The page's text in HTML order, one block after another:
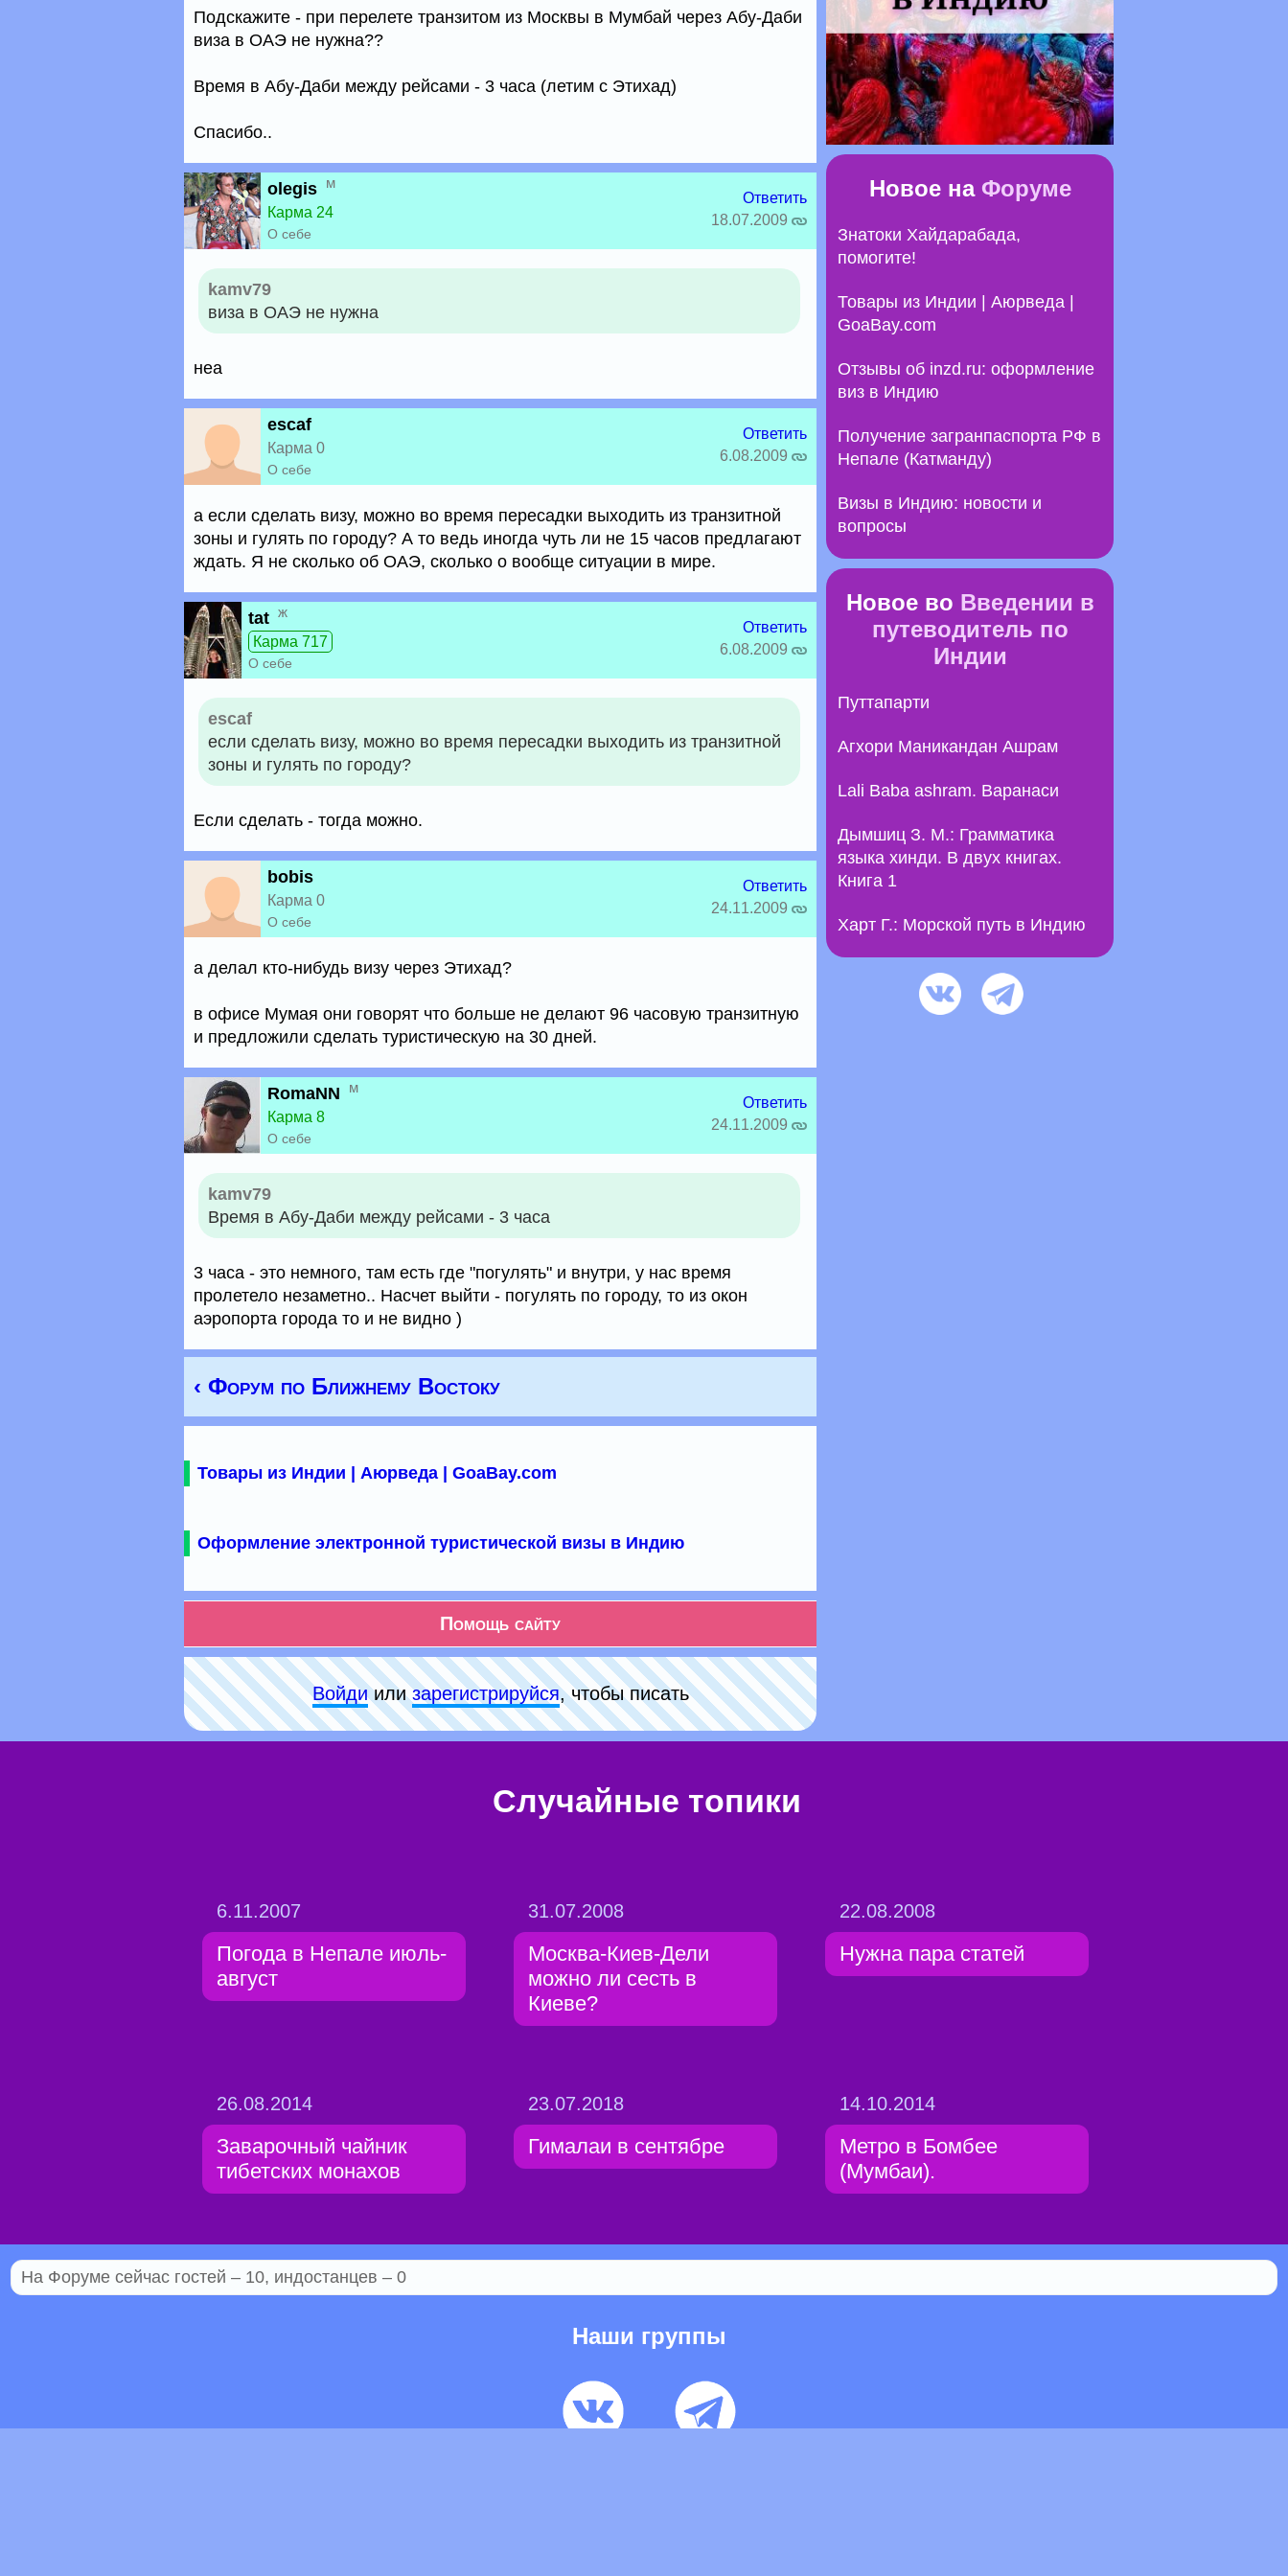
Подскажите - при перелете транзитом из Москвы в Мумбай через Абу-Даби
виза в ОАЭ не нужна??
Время в Абу-Даби между рейсами - 3 часа (летим с Этихад)
Спасибо..
olegis м
Карма 24
О себе
Ответить
18.07.2009
kamv79
виза в ОАЭ не нужна
неа
escaf
Карма 0
О себе
Ответить
6.08.2009
а если сделать визу, можно во время пересадки выходить из транзитной
зоны и гулять по городу? А то ведь иногда чуть ли не 15 часов предлагают
ждать. Я не сколько об ОАЭ, сколько о вообще ситуации в мире.
tat ж
Карма 717
О себе
Ответить
6.08.2009
escaf
если сделать визу, можно во время пересадки выходить из транзитной
зоны и гулять по городу?
Если сделать - тогда можно.
bobis
Карма 0
О себе
Ответить
24.11.2009
а делал кто-нибудь визу через Этихад?
в офисе Мумая они говорят что больше не делают 96 часовую транзитную
и предложили сделать туристическую на 30 дней.
RomaNN
м
Карма 8
О себе
Ответить
24.11.2009
kamv79
Время в Абу-Даби между рейсами - 3 часа
3 часа - это немного, там есть где "погулять" и внутри, у нас время
пролетело незаметно.. Насчет выйти - погулять по городу, то из окон
аэропорта города то и не видно )
‹ Форум по Ближнему Востоку
Товары из Индии | Аюрведа | GoaBay.com
Оформление электронной туристической визы в Индию
Помощь сайту
Войдиилизарeгиcтpируйся, чтобы писать
Новое на Форуме
Знатоки Хайдарабада,
помогите!
Товары из Индии | Аюрведа |
GoaBay.com
Отзывы об inzd.ru: оформление
виз в Индию
Получение загранпаспорта РФ в
Непале (Катманду)
Визы в Индию: новости и
вопросы
Новое во Введении в
путеводитель по
Индии
Путтапарти
Агхори Маникандан Ашрам
Lali Baba ashram. Варанаси
Дымшиц З. М.: Грамматика
языка хинди. В двух книгах.
Книга 1
Харт Г.: Морской путь в Индию
Случайные топики
6.11.2007
Погода в Непале июль-
август
31.07.2008
Москва-Киев-Дели
можно ли сесть в
Киеве?
22.08.2008
Нужна пара статей
26.08.2014
Заварочный чайник
тибетских монахов
23.07.2018
Гималаи в сентябре
14.10.2014
Метро в Бомбее
(Мумбаи).
На Форуме сейчас гостей – 10, индостанцев – 0
Наши группы